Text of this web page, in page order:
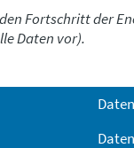
Fortschritt der
Daten vor).